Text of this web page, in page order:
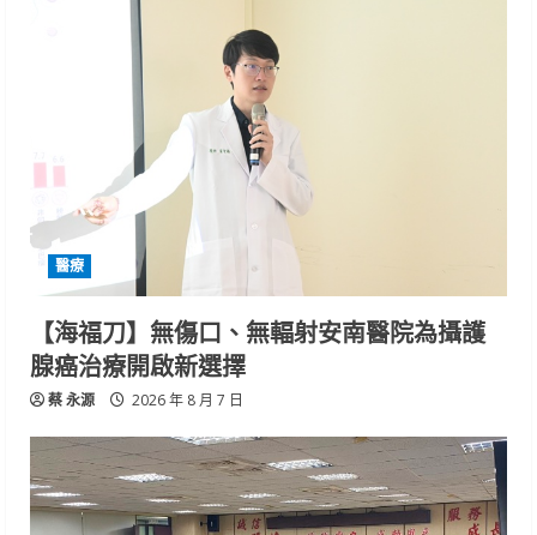
醫療
【海福刀】無傷口、無輻射安南醫院為攝護
腺癌治療開啟新選擇
蔡 永源 2026 年 8 月 7 日